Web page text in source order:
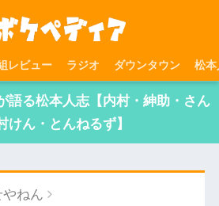
レビュー ラジオ ダウンタウン 松本
語る松本人志【内村・紳助・さん
けん・とんねるず】
ねん